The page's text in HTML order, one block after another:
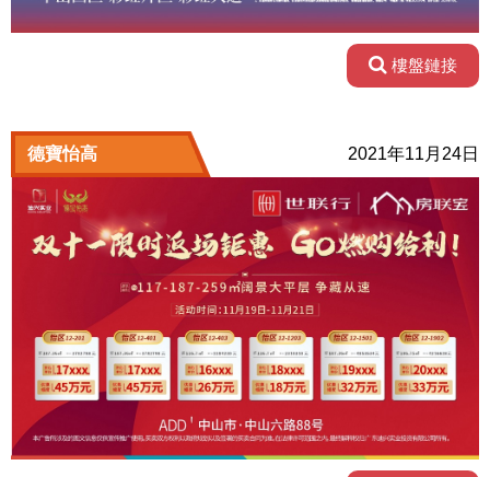
樓盤鏈接
2021年11月24日
德寶怡高